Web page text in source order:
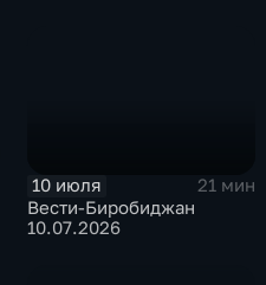
10 июля
21 мин
Вести-Биробиджан
10.07.2026